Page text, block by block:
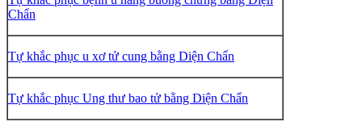
Chẩn
Tự khắc phục u xơ tử cung bằng Diện Chẩn
Tự khắc phục Ung thư bao tử bằng Diện Chẩn